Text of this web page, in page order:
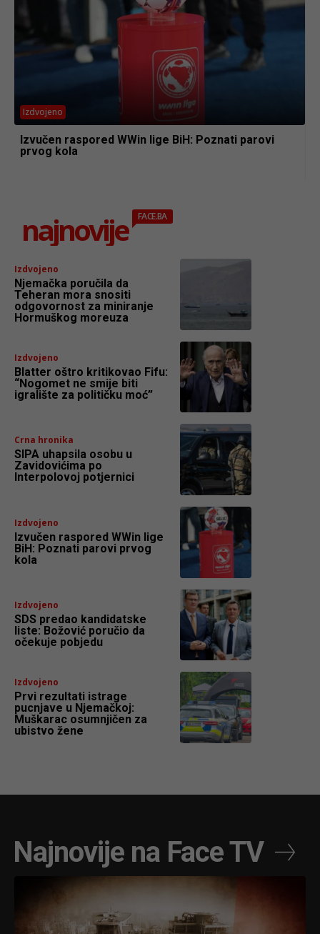
Izdvojeno
Izvučen raspored WWin lige BiH: Poznati parovi
prvog kola
najnovije FACE.BA
Izdvojeno
Njemačka poručila da
Teheran mora snositi
odgovornost za miniranje
Hormuškog moreuza
Izdvojeno
Blatter oštro kritikovao Fifu:
“Nogomet ne smije biti
igralište za političku moć”
Crna hronika
SIPA uhapsila osobu u
Zavidovićima po
Interpolovoj potjernici
Izdvojeno
Izvučen raspored WWin lige
BiH: Poznati parovi prvog
kola
Izdvojeno
SDS predao kandidatske
liste: Božović poručio da
očekuje pobjedu
Izdvojeno
Prvi rezultati istrage
pucnjave u Njemačkoj:
Muškarac osumnjičen za
ubistvo žene
Najnovije na Face TV